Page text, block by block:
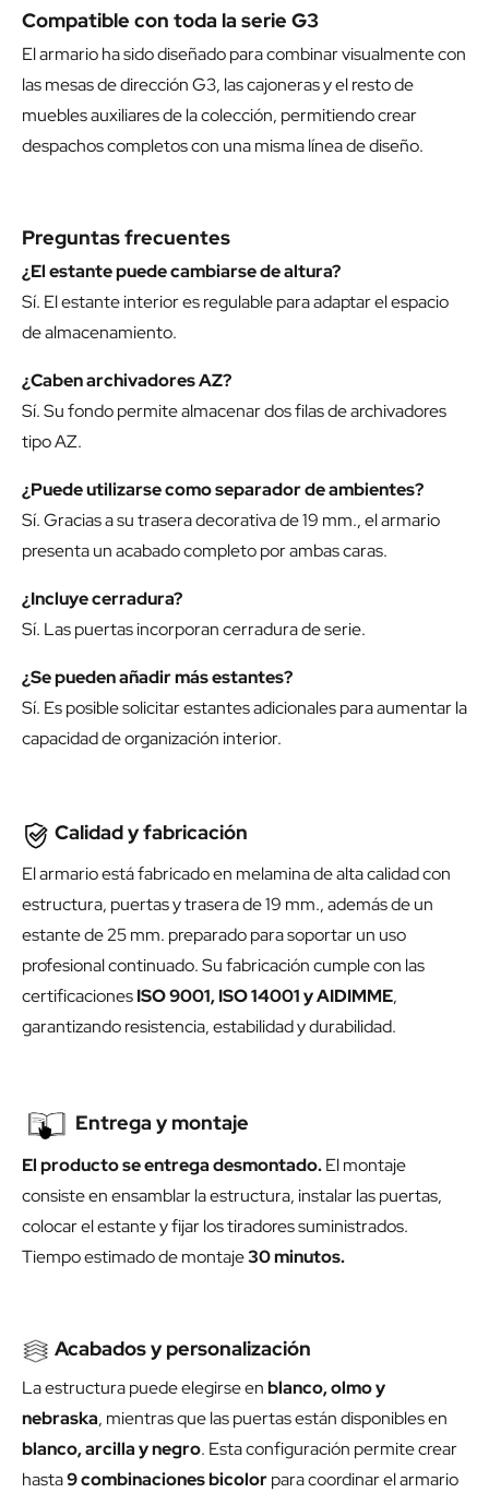
Compatible con toda la serie G3
El armario ha sido diseñado para combinar visualmente con
las mesas de dirección G3, las cajoneras y el resto de
muebles auxiliares de la colección, permitiendo crear
despachos completos con una misma línea de diseño.
Preguntas frecuentes
¿El estante puede cambiarse de altura?
Sí. El estante interior es regulable para adaptar el espacio
de almacenamiento.
¿Caben archivadores AZ?
Sí. Su fondo permite almacenar dos filas de archivadores
tipo AZ.
¿Puede utilizarse como separador de ambientes?
Sí. Gracias a su trasera decorativa de 19 mm., el armario
presenta un acabado completo por ambas caras.
¿Incluye cerradura?
Sí. Las puertas incorporan cerradura de serie.
¿Se pueden añadir más estantes?
Sí. Es posible solicitar estantes adicionales para aumentar la
capacidad de organización interior.
Calidad y fabricación
El armario está fabricado en melamina de alta calidad con
estructura, puertas y trasera de 19 mm., además de un
estante de 25 mm. preparado para soportar un uso
profesional continuado. Su fabricación cumple con las
certificacionesISO 9001, ISO 14001 y AIDIMME,
garantizando resistencia, estabilidad y durabilidad.
Entrega y montaje
El producto se entrega desmontado.El montaje
consiste en ensamblar la estructura, instalar las puertas,
colocar el estante y fijar los tiradores suministrados.
Tiempo estimado de montaje30 minutos.
Acabados y personalización
La estructura puede elegirse enblanco, olmo y
nebraska, mientras que las puertas están disponibles en
blanco, arcilla y negro. Esta configuración permite crear
hasta9 combinaciones bicolorpara coordinar el armario